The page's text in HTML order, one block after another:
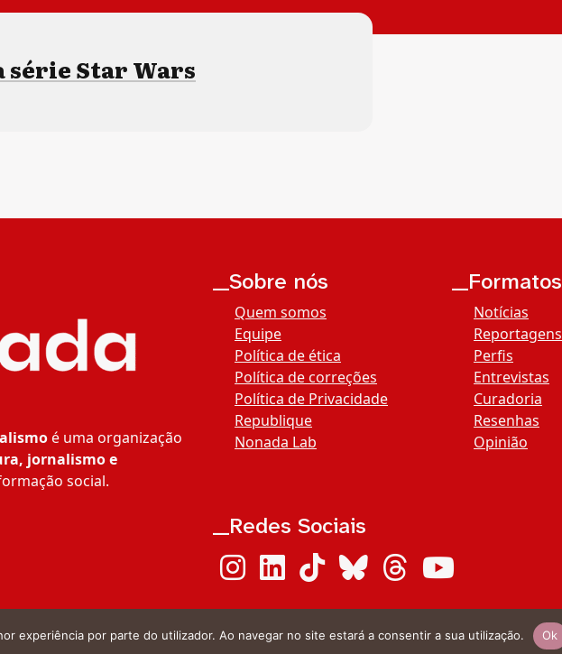
série Star Wars
é uma organização
jornalismo e
social.
__Sobre nós
Quem somos
Equipe
Política de ética
Política de correções
Política de Privacidade
Republique
Nonada Lab
__Formatos
Notícias
Reportagens
Perfis
Entrevistas
Curadoria
Resenhas
Opinião
__Redes Sociais
experiência por parte do utilizador. Ao navegar no site estará a consentir a sua utilização. Ok